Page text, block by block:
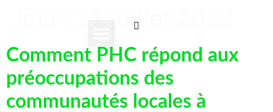
21 juillet 2022
Comment PHC répond aux
préoccupations des
communautés locales à